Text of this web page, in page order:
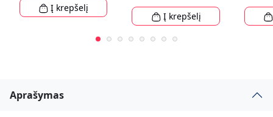
Į krepšelį
Į krepšelį
Aprašymas